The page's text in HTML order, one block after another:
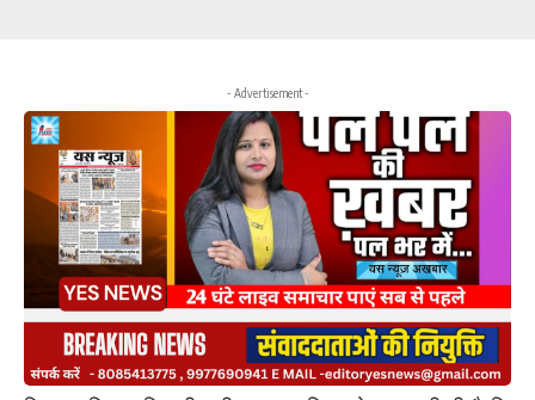
- Advertisement -